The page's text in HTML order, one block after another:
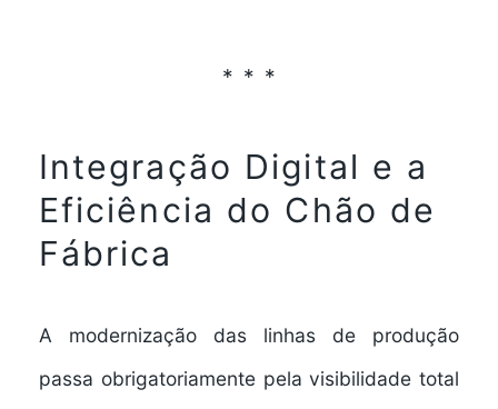
Integração Digital e a
Eficiência do Chão de
Fábrica
A modernização das linhas de produção
passa obrigatoriamente pela visibilidade total